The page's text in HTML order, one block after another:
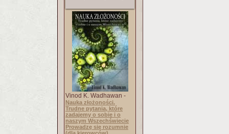
Vinod K. Wadhawan -
Nauka złożoności.
Trudne pytania, które
zadajemy o sobie i o
naszym Wszechświecie
Prowadzę się rozumnie